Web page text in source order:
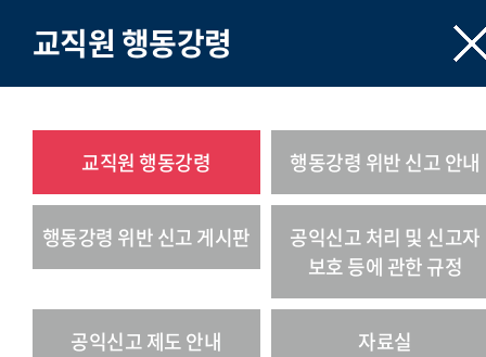
교직원 행동강령
교직원 행동강령 행동강령 위반 신고 안내
행동강령 위반 신고 게시판
공익신고 처리 및 신고자
보호 등에 관한 규정
공익신고 제도 안내 자료실